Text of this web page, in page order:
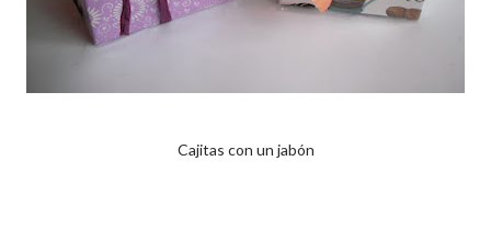
Cajitas con un jabón